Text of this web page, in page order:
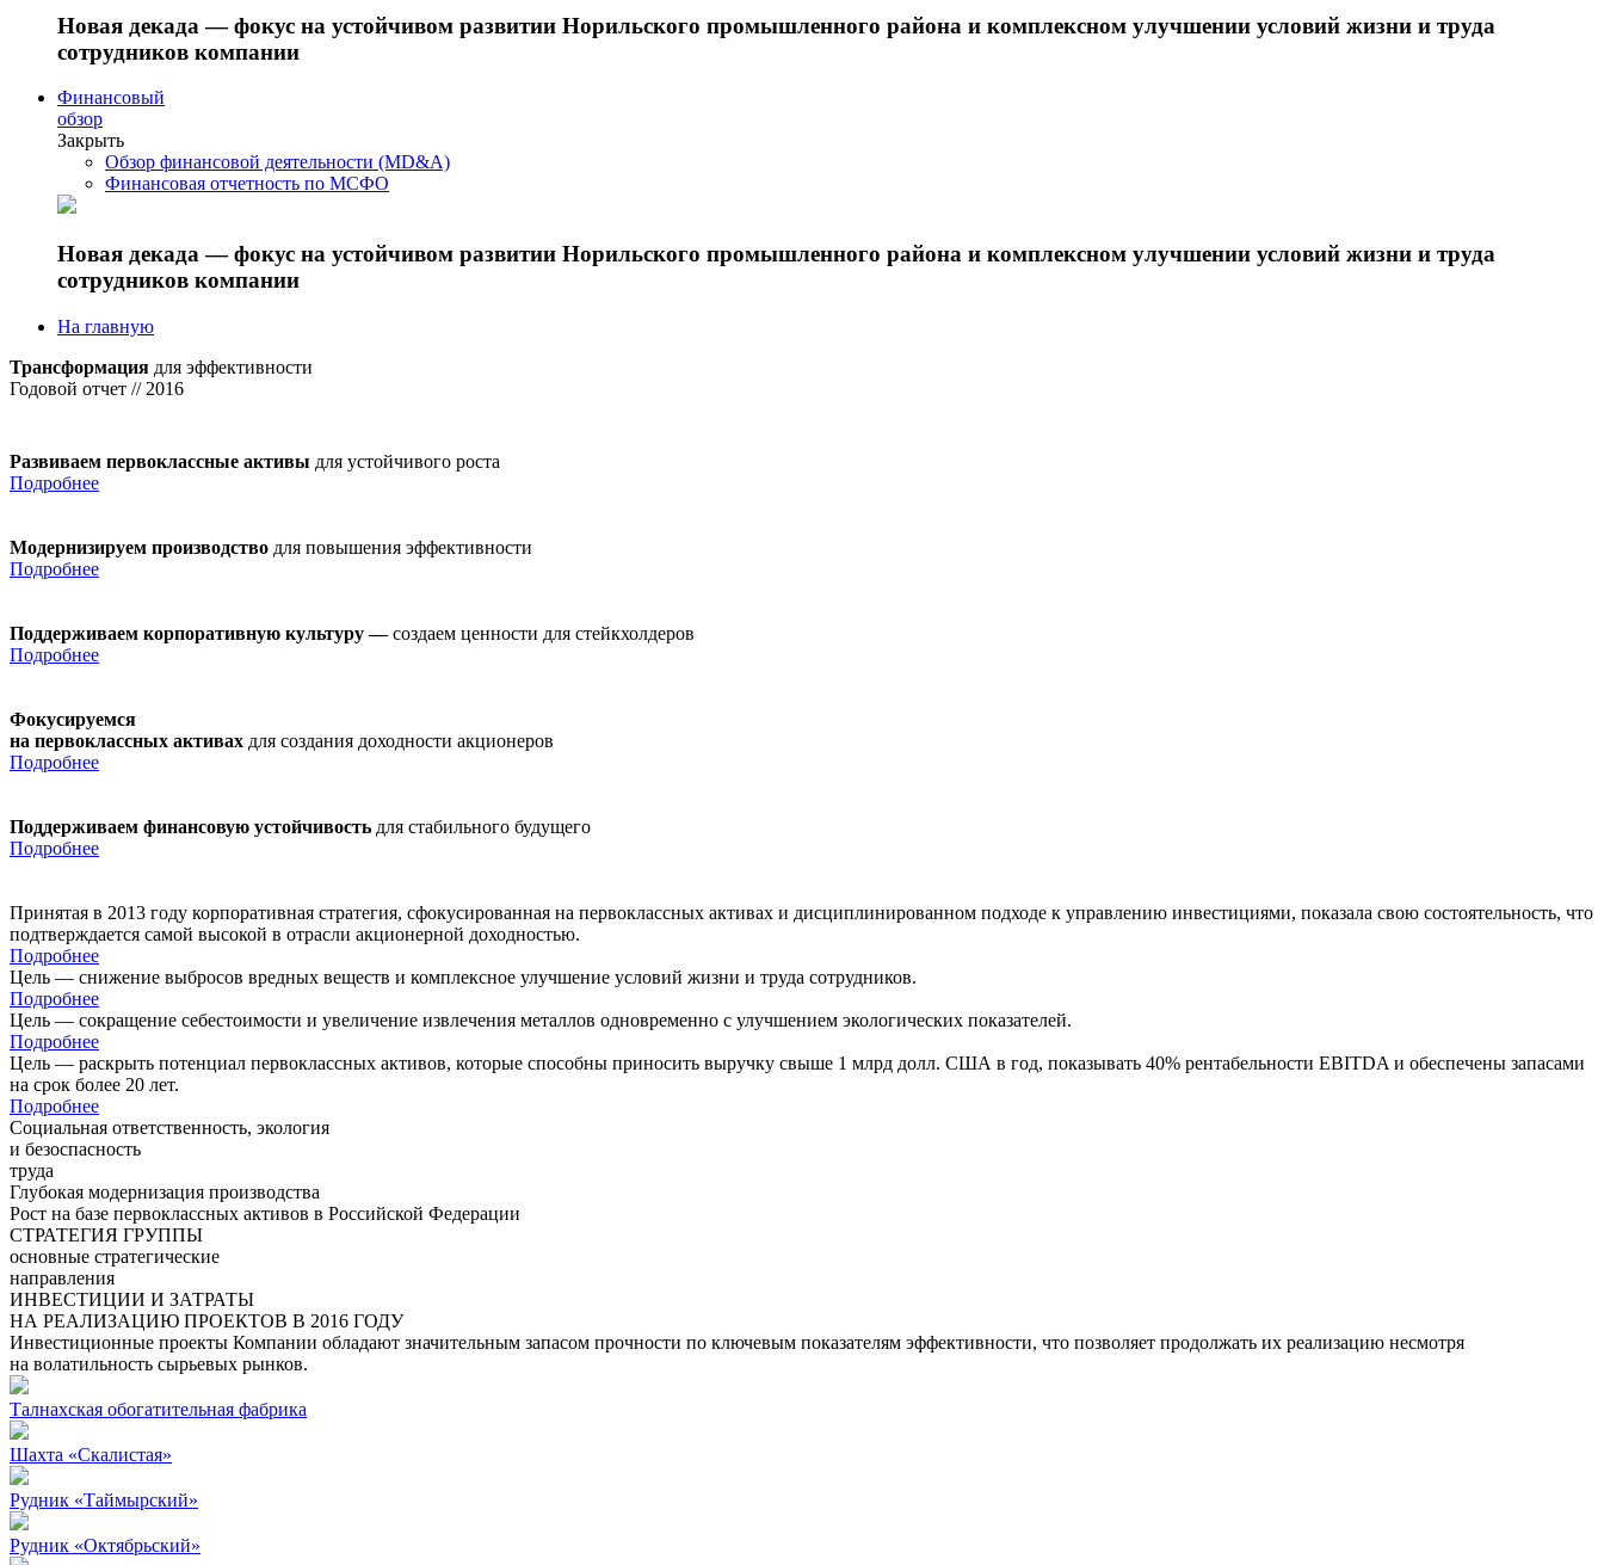
Новая декада — фокус на устойчивом развитии Норильского промышленного района и комплексном улучшении условий жизни и труда
сотрудников компании
Финансовый
обзор
Закрыть
Обзор финансовой деятельности (MD&A)
Финансовая отчетность по МСФО
Новая декада — фокус на устойчивом развитии Норильского промышленного района и комплексном улучшении условий жизни и труда
сотрудников компании
На главную
Трансформация для эффективности
Годовой отчет // 2016
Развиваем первоклассные активы для устойчивого роста
Подробнее
Модернизируем производство для повышения эффективности
Подробнее
Поддерживаем корпоративную культуру —создаем ценности для стейкхолдеров
Подробнее
Фокусируемся
на первоклассных активах для создания доходности акционеров
Подробнее
Поддерживаем финансовую устойчивость для стабильного будущего
Подробнее
Принятая в 2013 году корпоративная стратегия, сфокусированная на первоклассных активах и дисциплинированном подходе к управлению инвестициями, показала свою состоятельность, что
подтверждается самой высокой в отрасли акционерной доходностью.
Подробнее
Цель — снижение выбросов вредных веществ и комплексное улучшение условий жизни и труда сотрудников.
Подробнее
Цель — сокращение себестоимости и увеличение извлечения металлов одновременно с улучшением экологических показателей.
Подробнее
Цель — раскрыть потенциал первоклассных активов, которые способны приносить выручку свыше 1 млрд долл. США в год, показывать 40% рентабельности EBITDA и обеспечены запасами
на срок более 20 лет.
Подробнее
Социальная ответственность, экология
и безоспасность
труда
Глубокая модернизация производства
Рост на базе первоклассных активов в Российской Федерации
СТРАТЕГИЯ ГРУППЫ
основные стратегические
направления
ИНВЕСТИЦИИ И ЗАТРАТЫ
НА РЕАЛИЗАЦИЮ ПРОЕКТОВ В 2016 ГОДУ
Инвестиционные проекты Компании обладают значительным запасом прочности по ключевым показателям эффективности, что позволяет продолжать их реализацию несмотря
на волатильность сырьевых рынков.
Талнахская обогатительная фабрика
Шахта «Скалистая»
Рудник «Таймырский»
Рудник «Октябрьский»